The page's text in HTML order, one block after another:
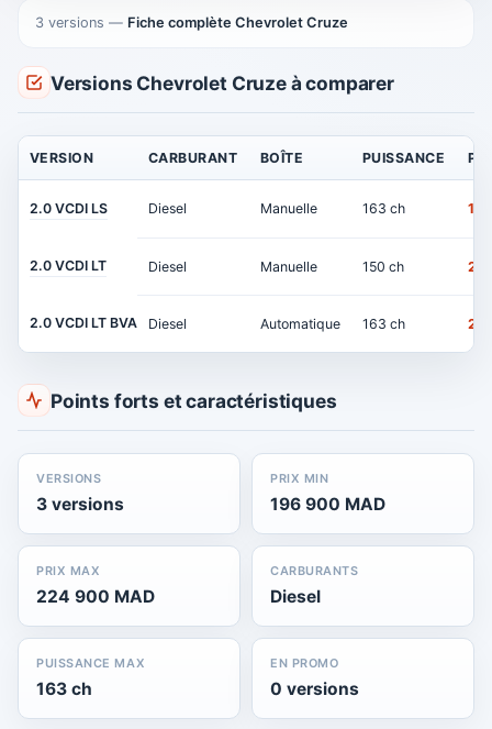
3 versions — Fiche complète Chevrolet Cruze
Versions Chevrolet Cruze à comparer
VERSION CARBURANT BOÎTE PUISSANCE
2.0 VCDI LS Diesel Manuelle 163 ch
2.0 VCDI LT Diesel Manuelle 150 ch
2.0 VCDI LT BVA Diesel Automatique 163 ch
Points forts et caractéristiques
VERSIONS
3 versions
PRIX MIN
196 900 MAD
PRIX MAX
224 900 MAD
CARBURANTS
Diesel
PUISSANCE MAX
163 ch
EN PROMO
0 versions